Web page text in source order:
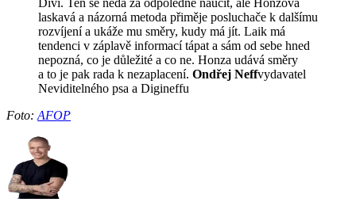
Divi. Ten se nedá za odpoledne naučit, ale Honzova
laskavá a názorná metoda přiměje posluchače k dalšímu
rozvíjení a ukáže mu směry, kudy má jít. Laik má
tendenci v záplavě informací tápat a sám od sebe hned
nepozná, co je důležité a co ne. Honza udává směry
a to je pak rada k nezaplacení. Ondřej Neffvydavatel
Neviditelného psa a Digineffu
Foto: AFOP